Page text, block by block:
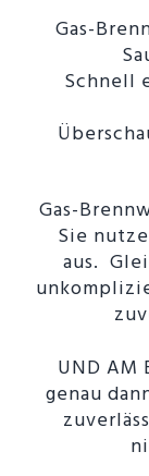
Gas-
Schnell
Gas-
Sie
aus.
UND AM
genau